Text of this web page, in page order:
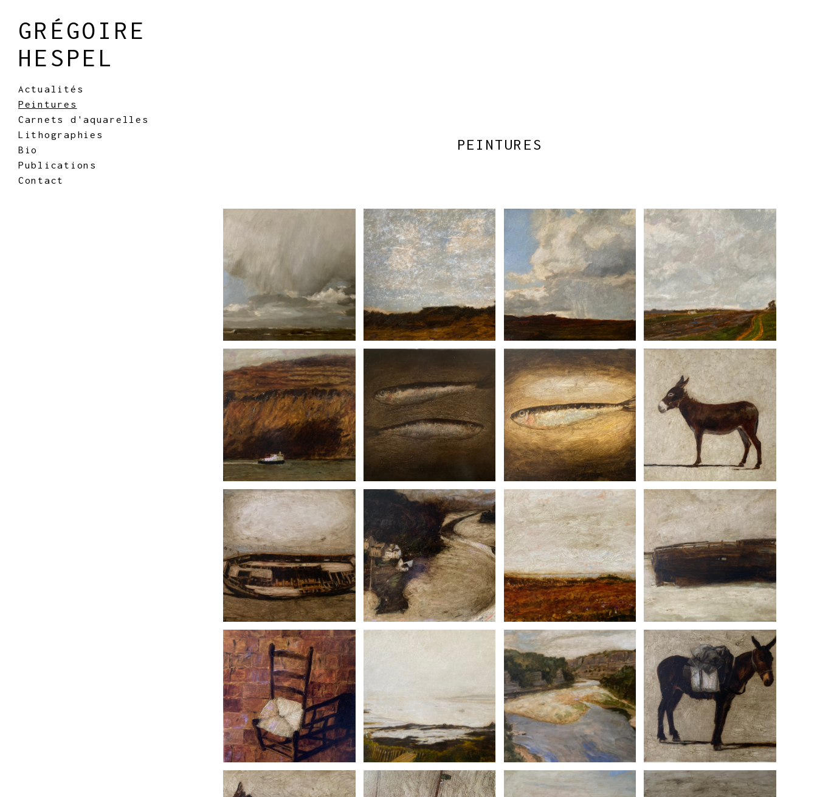
GRÉGOIRE
HESPEL
Actualités
Peintures
Carnets d'aquarelles
Lithographies
Bio
Publications
Contact
PEINTURES